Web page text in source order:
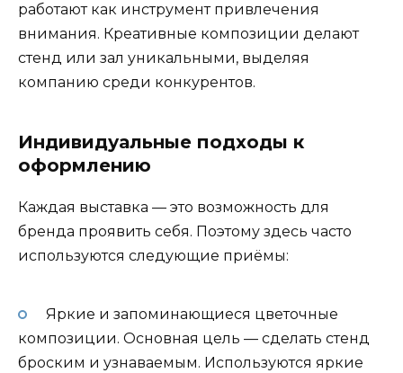
работают как инструмент привлечения
внимания. Креативные композиции делают
стенд или зал уникальными, выделяя
компанию среди конкурентов.
Индивидуальные подходы к
оформлению
Каждая выставка — это возможность для
бренда проявить себя. Поэтому здесь часто
используются следующие приёмы:
Яркие и запоминающиеся цветочные
композиции. Основная цель — сделать стенд
броским и узнаваемым. Используются яркие